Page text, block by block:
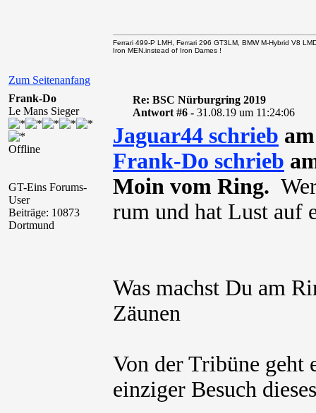
Zum Seitenanfang
Ferrari 499-P LMH, Ferrari 296 GT3LM, BMW M-Hybrid V8
Iron MEN.instead of Iron Dames !
Frank-Do
Le Mans Sieger
Offline
GT-Eins Forums-
User
Beiträge: 10873
Dortmund
Re: BSC Nürburgring 2019
Antwort #6 - 31.08.19 um 11:24:06
Jaguar44 schrieb
Frank-Do schrieb
Moin vom Ring.
rum und hat Lust
Was machst Du am
Zäunen
Von der Tribüne geht
einziger Besuch